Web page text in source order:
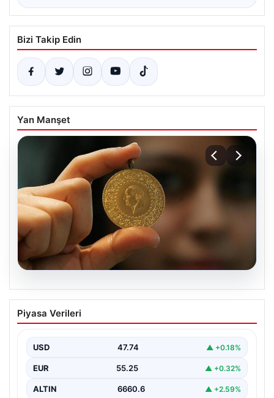
Bizi Takip Edin
Yan Manşet
06.08.2026
22 Mayıs 2026 Güncel Altın Fiyatları ve
Analizi
hareketlilik yatırımcıların ve ilgili piyasa uzmanlarının
en…
Piyasa Verileri
USD 47.74 ▲ +0.18%
EUR 55.25 ▲ +0.32%
ALTIN 6660.6 ▲ +2.59%